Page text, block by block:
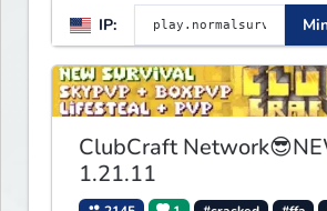
community. Enjoy
updates, new features,
endless adventures!
IP:
ClubCraft
1.21.11